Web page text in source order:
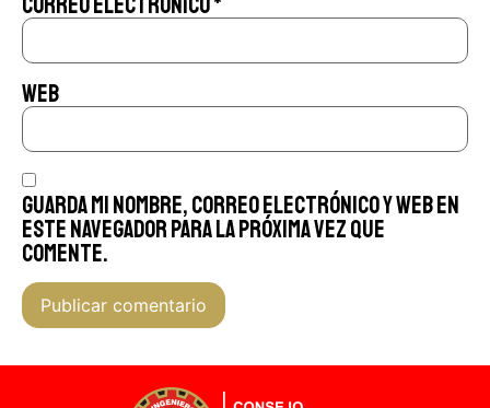
Web
Guarda mi nombre, correo electrónico y web en
este navegador para la próxima vez que
comente.